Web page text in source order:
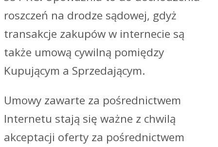
roszczeń na drodze sądowej, gdyż
transakcje zakupów w internecie są
także umową cywilną pomiędzy
Kupującym a Sprzedającym.
Umowy zawarte za pośrednictwem
Internetu stają się ważne z chwilą
akceptacji oferty za pośrednictwem